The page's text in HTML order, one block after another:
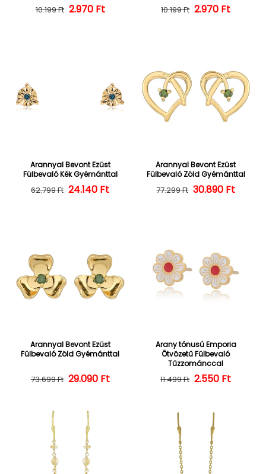
Normál ár
10.199 Ft Kedvezményes ár
2.970 Ft Normál ár
10.199 Ft 2.970 Ft
Arannyal Bevont Ezüst
Fülbevaló Kék Gyémánttal
Normál ár
62.799 Ft Kedvezményes ár
24.140 Ft
Arannyal Bevont Ezüst
Fülbevaló Zöld Gyémánttal
Normál ár
77.299 Ft 30.890 Ft
Arannyal Bevont Ezüst
Fülbevaló Zöld Gyémánttal
Normál ár
73.699 Ft Kedvezményes ár
29.090 Ft
Arany tónusú Emporia
Ötvözetű Fülbevaló
Tűzzománccal
Normál ár
11.499 Ft 2.550 Ft